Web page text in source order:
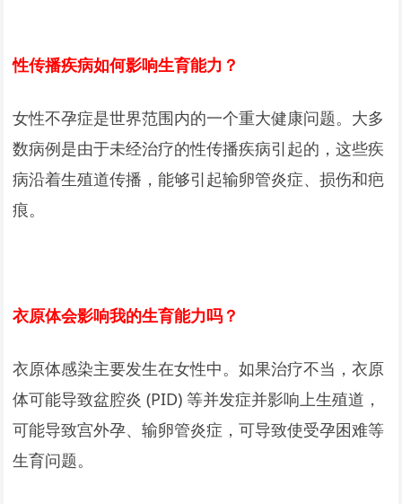
性传播疾病如何影响生育能力？
女性不孕症是世界范围内的一个重大健康问题。大多
数病例是由于未经治疗的性传播疾病引起的，这些疾
病沿着生殖道传播，能够引起输卵管炎症、损伤和疤
痕。
衣原体会影响我的生育能力吗？
衣原体感染主要发生在女性中。如果治疗不当，衣原
体可能导致盆腔炎 (PID) 等并发症并影响上生殖道，
可能导致宫外孕、输卵管炎症，可导致使受孕困难等
生育问题。